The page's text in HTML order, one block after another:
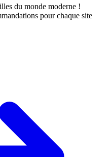
du monde moderne !
pour chaque site